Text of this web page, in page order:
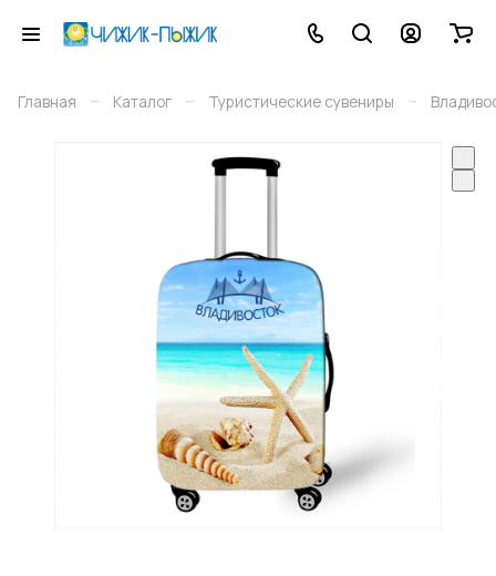
Главная – Каталог – Туристические сувениры –